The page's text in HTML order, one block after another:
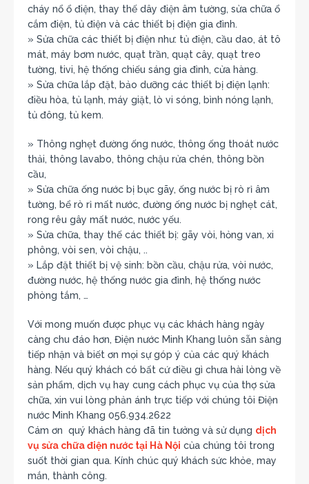
cháy nổ ổ điện, thay thế dây điện âm tường, sửa chữa ổ
cắm điện, tủ điện và các thiết bị điện gia đình.
» Sửa chữa các thiết bị điện như: tủ điện, cầu dao, át tô
mát, máy bơm nước, quạt trần, quạt cây, quạt treo
tường, tivi, hệ thống chiếu sáng gia đình, cửa hàng.
» Sửa chữa lắp đặt, bảo dưỡng các thiết bị điện lạnh:
điều hòa, tủ lạnh, máy giặt, lò vi sóng, bình nóng lạnh,
tủ đông, tủ kem.
» Thông nghẹt đường ống nước, thông ống thoát nước
thải, thông lavabo, thông chậu rửa chén, thông bồn
cầu,
» Sửa chữa ống nước bị bục gãy, ống nước bị rò rỉ âm
tường, bể rò rỉ mất nước, đường ống nước bị nghẹt cát,
rong rêu gây mất nước, nước yếu.
» Sửa chữa, thay thế các thiết bị: gãy vòi, hỏng van, xi
phông, vòi sen, vòi chậu, ..
» Lắp đặt thiết bị vệ sinh: bồn cầu, chậu rửa, vòi nước,
đường nước, hệ thống nước gia đình, hệ thống nước
phòng tắm, …
Với mong muốn được phục vụ các khách hàng ngày
càng chu đáo hơn, Điện nước Minh Khang luôn sẵn sàng
tiếp nhận và biết ơn mọi sự góp ý của các quý khách
hàng. Nếu quý khách có bất cứ điều gì chưa hài lòng về
sản phẩm, dịch vụ hay cung cách phục vụ của thợ sửa
chữa, xin vui lòng phản ánh trực tiếp với chúng tôi Điện
nước Minh Khang 056.934.2622
Cám ơn quý khách hàng đã tin tưởng và sử dụng dịch
vụ sửa chữa điện nước tại Hà Nội của chúng tôi trong
suốt thời gian qua. Kính chúc quý khách sức khỏe, may
mắn, thành công.